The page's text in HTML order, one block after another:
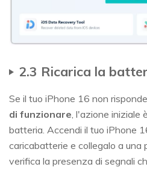
2.3 Ricarica la
Se il tuo iPhone 16 non
di funzionare, l'azione iniziale
batteria. Accendi il tuo iPhone
caricabatterie e collegalo a una
verifica la presenza di segnali